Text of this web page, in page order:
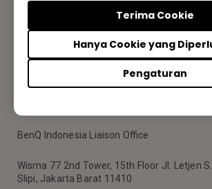
Pengaturan
Hanya Cookie yang
Terima Cookie
Langganan
BenQ Indonesia Liaison Office
Wisma 77 2nd Tower, 15th Floor Jl. Letjen
Slipi, Jakarta Barat 11410